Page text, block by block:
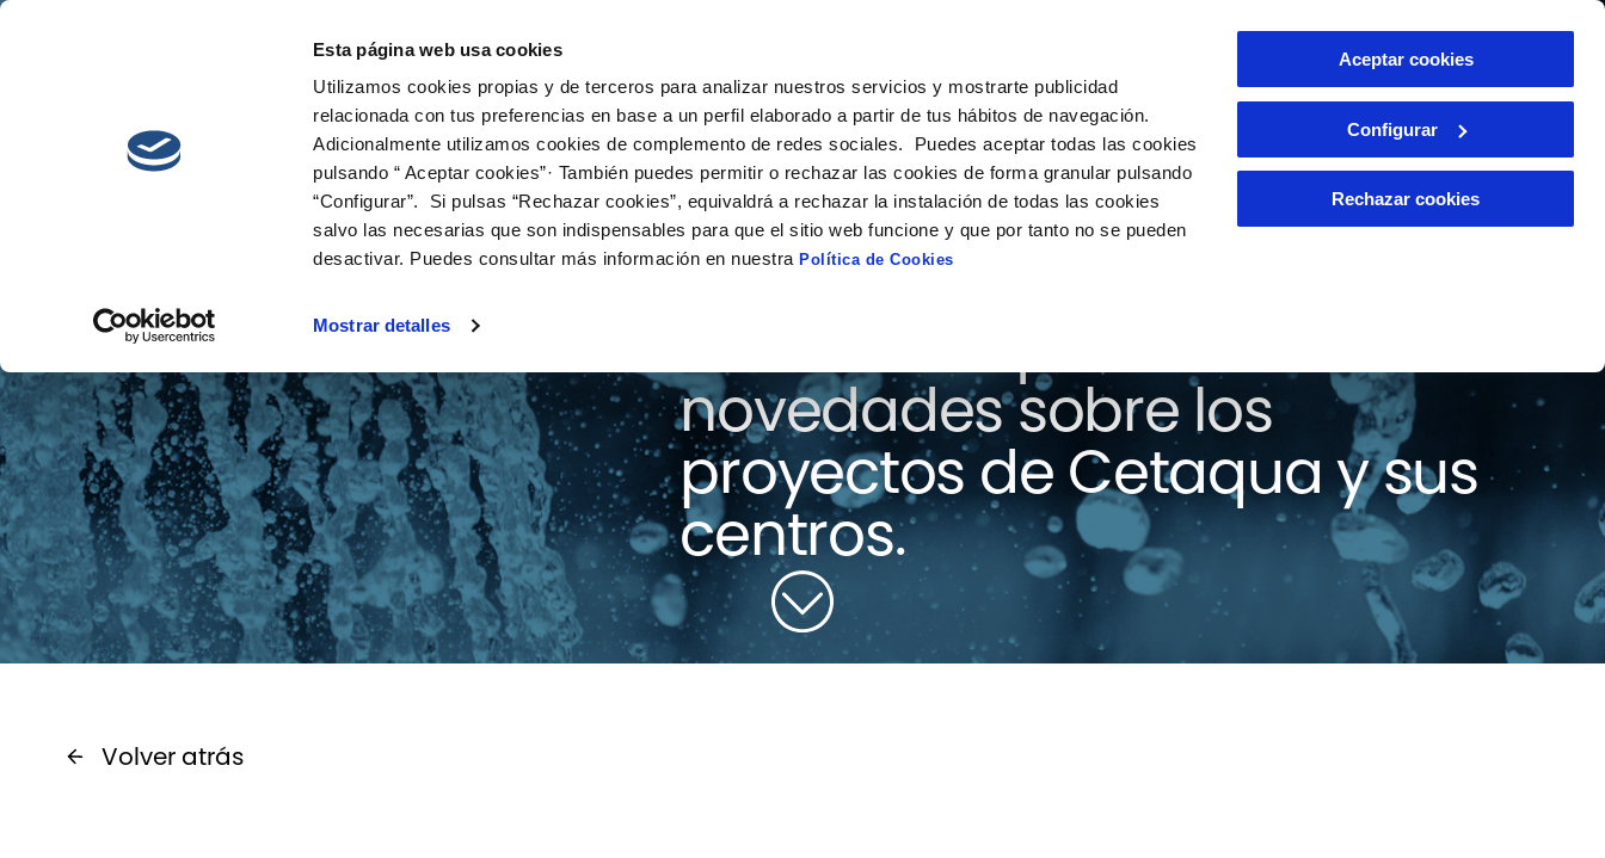
Esta página web usa cookies
Utilizamos cookies propias y de terceros para analizar nuestros servicios y mostrarte publicidad
relacionada con tus preferencias en base a un perfil elaborado a partir de tus hábitos de navegación.
Adicionalmente utilizamos cookies de complemento de redes sociales. Puedes aceptar todas las cookies
pulsando “ Aceptar cookies”· También puedes permitir o rechazar las cookies de forma granular pulsando
“Configurar”. Si pulsas “Rechazar cookies”, equivaldrá a rechazar la instalación de todas las cookies
salvo las necesarias que son indispensables para que el sitio web funcione y que por tanto no se pueden
desactivar. Puedes consultar más información en nuestraPolítica de Cookies
Mostrar detalles
Aceptar cookies
Configurar
Rechazar cookies
Cetaqua Innovación ES
Noticias Consulta aquí todas las
novedades sobre los
proyectos de Cetaqua y sus
centros.
Volver atrás